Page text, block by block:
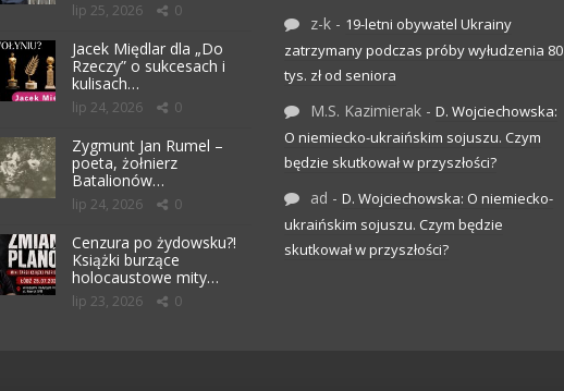
lip 25, 2026 0
Jacek Międlar dla „Do
Rzeczy” o sukcesach i
kulisach…
lip 24, 2026 0
Zygmunt Jan Rumel –
poeta, żołnierz
Batalionów…
lip 24, 2026 0
Cenzura po żydowsku?!
Książki burzące
holocaustowe mity…
lip 23, 2026 0
z-k - 19-letni obywatel Ukrainy
zatrzymany podczas próby wyłudzenia 80
tys. zł od seniora
M.S. Kazimierak - D. Wojciechowska:
O niemiecko-ukraińskim sojuszu. Czym
będzie skutkował w przyszłości?
ad - D. Wojciechowska: O niemiecko-
ukraińskim sojuszu. Czym będzie
skutkował w przyszłości?